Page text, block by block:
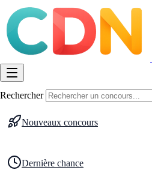
Rechercher
Nouveaux concours
Dernière chance